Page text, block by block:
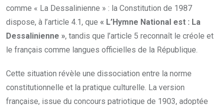
comme « La Dessalinienne » : la Constitution de 1987
dispose, à l’article 4.1, que « L’Hymne National est : La
Dessalinienne », tandis que l’article 5 reconnaît le créole et
le français comme langues officielles de la République.
Cette situation révèle une dissociation entre la norme
constitutionnelle et la pratique culturelle. La version
française, issue du concours patriotique de 1903, adoptée